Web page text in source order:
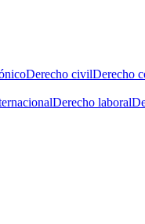
Derecho civilDerecho
Derecho laboral